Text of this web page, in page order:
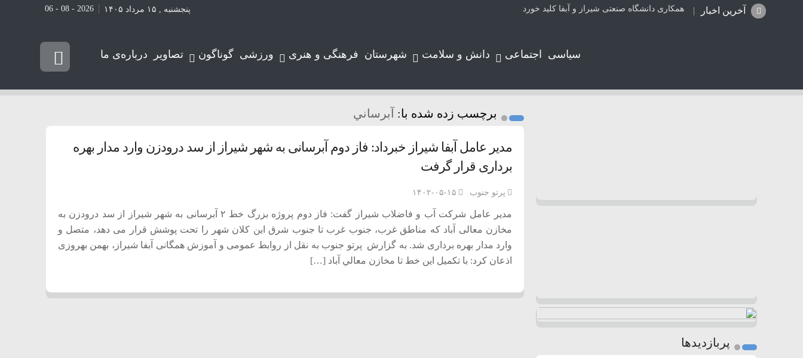
آخرین اخبار همکاری دانشگاه صنعتی شیراز و آبفا کلید خورد پنجشنبه , ۱۵ مرداد ۱۴۰۵ 2026 - 08 - 06
سیاسی اجتماعی دانش و سلامت شهرستان فرهنگی و هنری ورزشی گوناگون تصاویر درباره‌ی ما
برچسب زده شده با: آبرساني
مدیر عامل آبفا شیراز خبرداد: فاز دوم آبرسانی به شهر شیراز از سد درودزن وارد مدار بهره
برداری قرار گرفت
پرتو جنوب ۱۴۰۲-۰۵-۱۵
مدیر عامل شرکت آب و فاضلاب شیراز گفت: فاز دوم پروژه بزرگ خط ۲ آبرسانی به شهر شیراز از سد درودزن به
مخازن معالی آباد که مناطق غرب، جنوب غرب تا جنوب شرق این کلان شهر را تحت پوشش قرار می دهد، متصل و
وارد مدار بهره برداری شد. به گزارش پرتو جنوب به نقل از روابط عمومی و آموزش همگانی آبفا شیراز، بهمن بهروزی
اذعان کرد: با تكميل اين خط تا مخازن معالي آباد […]
پربازدیدها